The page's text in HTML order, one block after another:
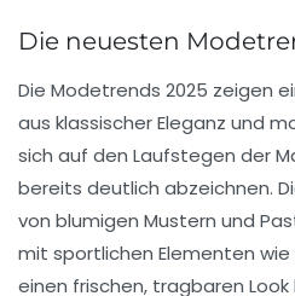
Die neuesten
Die Modetrends 2025 zeigen
aus klassischer Eleganz und
sich auf den Laufstegen der
bereits deutlich abzeichnen.
von blumigen Mustern und
mit sportlichen Elementen
einen frischen, tragbaren Look